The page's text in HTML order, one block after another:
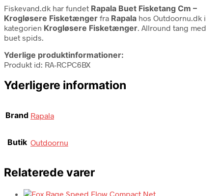
Fiskevand.dk har fundet Rapala Buet Fisketang Cm –
Krogløsere Fisketænger fra Rapala hos Outdoornu.dk i
kategorien Krogløsere Fisketænger. Allround tang med
buet spids.
Yderlige produktinformationer:
Produkt id: RA-RCPC6BX
Yderligere information
Brand Rapala
Butik Outdoornu
Relaterede varer